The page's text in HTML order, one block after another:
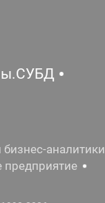
бизнес-аналитики
предприятие